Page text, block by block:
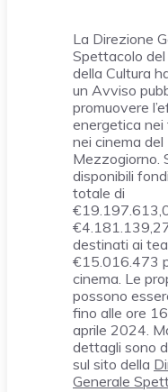
La Direzione
Spettacolo
della Cultura
un Avviso
promuovere
energetica nei
nei cinema del
Mezzogiorno.
disponibili
totale di
destinati ai
€15.016.473
cinema. Le
possono
fino alle ore
aprile 2024.
dettagli sono
sul sito della
Generale